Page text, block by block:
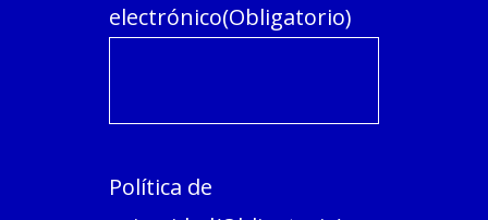
electrónico(Obligatorio)
Política de